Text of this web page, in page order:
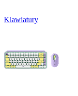
Klawiatury